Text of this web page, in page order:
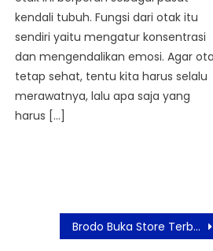
kendali tubuh. Fungsi dari otak itu
sendiri yaitu mengatur konsentrasi
dan mengendalikan emosi. Agar
tetap sehat, tentu kita harus selalu
merawatnya, lalu apa saja yang
harus […]
Brodo Buka Store Terbaru di Grand Indonesia, Hadirkan Beragam Pilihan